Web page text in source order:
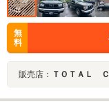
無
料
販売店： ＴＯＴＡＬ